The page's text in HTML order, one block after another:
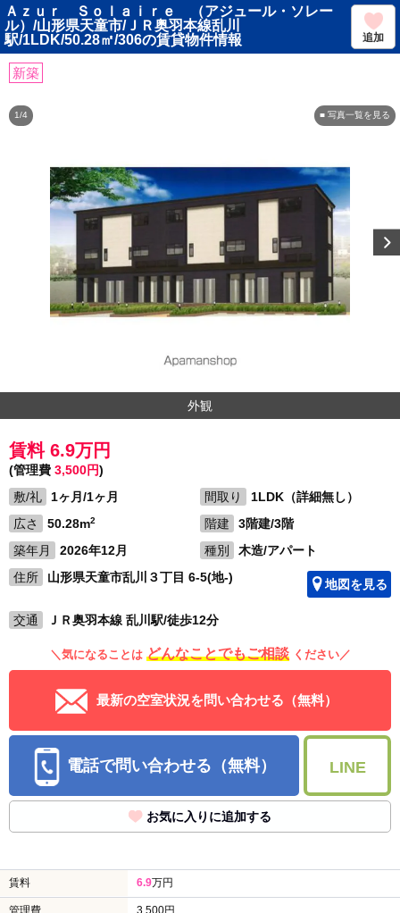
Ａｚｕｒ Ｓｏｌａｉｒｅ （アジュール・ソレー
ル）/山形県天童市/ＪＲ奥羽本線乱川
駅/1LDK/50.28㎡/306の賃貸物件情報
追加
新築
■ 写真一覧を見る
1/4
外観
賃料 6.9万円
(管理費 3,500円)
敷/礼
1ヶ月/1ヶ月 間取り
1LDK（詳細無し）
広さ
50.28m2 階建
3階建/3階
築年月
2026年12月 種別
木造/アパート
住所
山形県天童市乱川３丁目 6-5(地-) 地図を見る
交通 ＪＲ奥羽本線 乱川駅/徒歩12分
＼気になることは どんなことでもご相談 ください／
最新の空室状況を問い合わせる（無料）
電話で問い合わせる（無料） LINE
お気に入りに追加する
賃料 6.9万円
管理費 3,500円